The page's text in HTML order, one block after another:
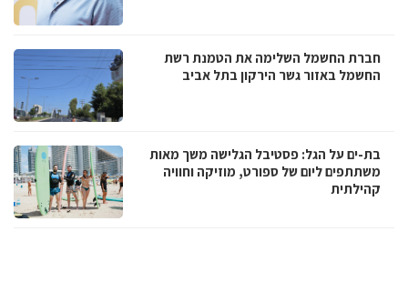
חברת החשמל השלימה את הטמנת רשת
החשמל באזור גשר הירקון בתל אביב
בת-ים על הגל: פסטיבל הגלישה משך מאות
משתתפים ליום של ספורט, מוזיקה וחוויה
קהילתית